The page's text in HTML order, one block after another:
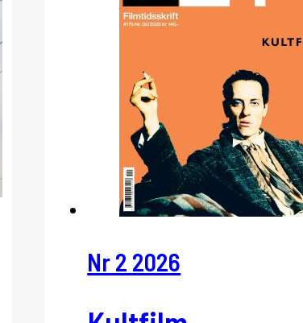
Nr 2 2026